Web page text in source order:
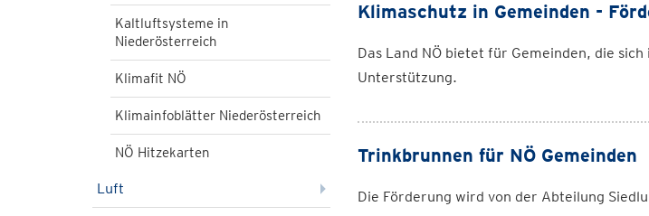
Kaltluftsysteme in
Niederösterreich
Klimafit NÖ
Klimainfoblätter Niederösterreich
NÖ Hitzekarten
Luft
Klimaschutz in Gemeinden -
Das Land NÖ bietet für Gemeinden, die
Unterstützung.
Trinkbrunnen für NÖ Gemeinden
Die Förderung wird von der Abteilung